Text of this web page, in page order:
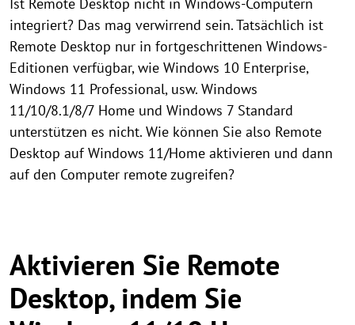
integriert? Das mag verwirrend sein. Tatsächlich ist
Remote Desktop nur in fortgeschrittenen Windows-
Editionen verfügbar, wie Windows 10 Enterprise,
Windows 11 Professional, usw. Windows
11/10/8.1/8/7 Home und Windows 7 Standard
unterstützen es nicht. Wie können Sie also Remote
Desktop auf Windows 11/Home aktivieren und dann
auf den Computer remote zugreifen?
Aktivieren Sie Remote
Desktop, indem Sie